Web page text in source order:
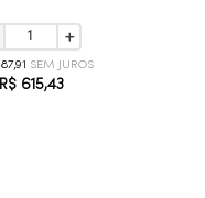
＋
87,91
R$ 615,43